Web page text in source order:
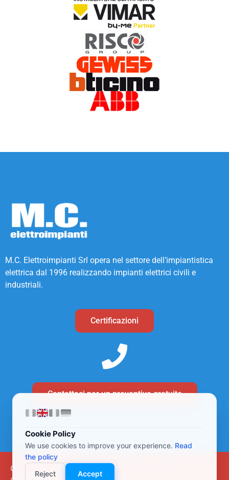
M.C. Elettroimpianti Srl opera nel settore dell’impiantistica
elettrica dal 1996 realizzando impianti elettrici civili e
industriali.
Certificazioni
Contattaci per un preventivo gratuito
Copyright © M.C. elettroimpianti srl - P.iva
Cookie Policy
We use cookies to improve your experience. Read
the policy
Reject
Accept